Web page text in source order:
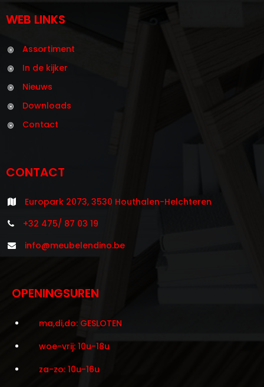
WEB LINKS
Assortiment
In de kijker
Nieuws
Downloads
Contact
CONTACT
Europark 2073, 3530 Houthalen-Helchteren
+32 475/ 87 03 19
info@meubelendino.be
OPENINGSUREN
ma,di,do: GESLOTEN
woe-vrij: 10u-18u
za-zo: 10u-16u